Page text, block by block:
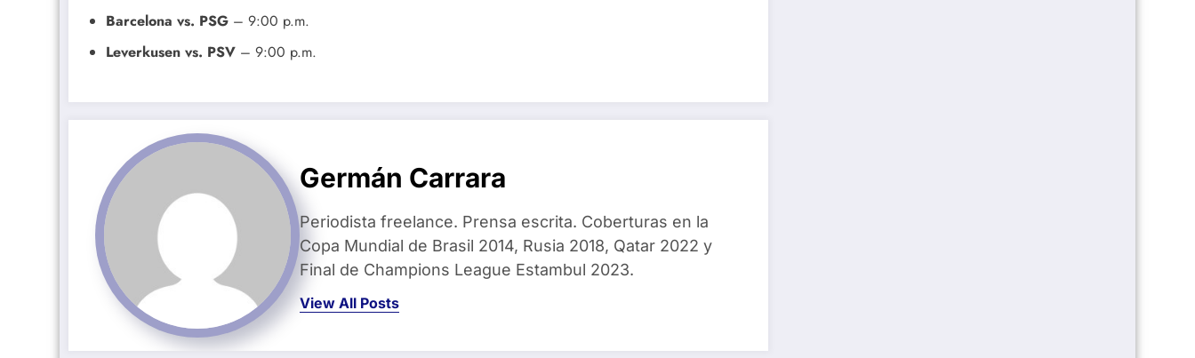
Barcelona vs. PSG – 9:00 p.m.
Leverkusen vs. PSV – 9:00 p.m.
Germán Carrara
Periodista freelance. Prensa escrita. Coberturas en la
Copa Mundial de Brasil 2014, Rusia 2018, Qatar 2022 y
Final de Champions League Estambul 2023.
View All Posts